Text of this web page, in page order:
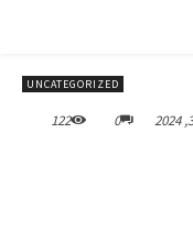
UNCATEGORIZED
0
122